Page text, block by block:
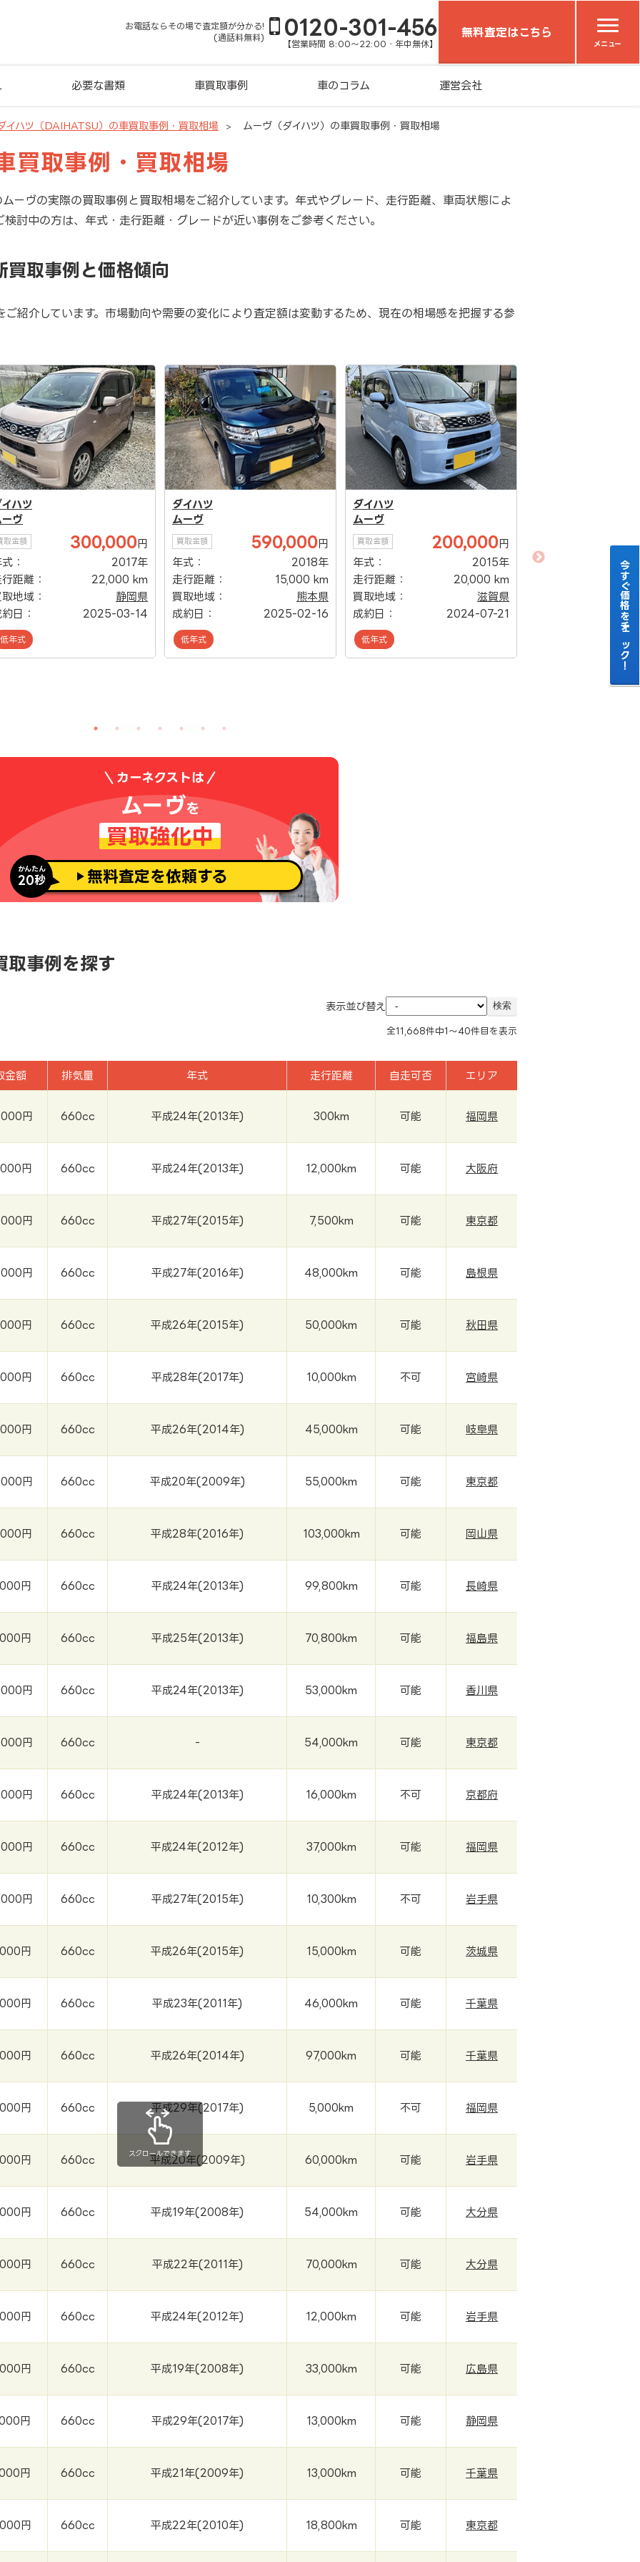
お電話ならその場で査定額が分かる!
(通話料無料)
0120-301-456
【営業時間 8:00～22:00・年中無休】
無料査定はこちら
メニュー
必要な書類 車買取事例 車のコラム 運営会社
イハツ（DAIHATSU）の車買取事例・買取相場 ムーヴ（ダイハツ）の車買取事例・買取相場
買取事例・買取相場
ーヴの実際の買取事例と買取相場をご紹介しています。年式やグレード、走行距離、車両状態によ
討中の方は、年式・走行距離・グレードが近い事例をご参考ください。
買取事例と価格傾向
紹介しています。市場動向や需要の変化により査定額は変動するため、現在の相場感を把握する参
イハツ
ーヴ
取金額 300,000円
：
2017年
距離：
22,000 km
地域：
静岡県
日：
2025-03-14
低年式
ダイハツ
ムーヴ
買取金額 590,000円
年式：
2018年
走行距離：
15,000 km
買取地域：
熊本県
成約日：
2025-02-16
低年式
ダイハツ
ムーヴ
買取金額 200,000円
年式：
2015年
走行距離：
20,000 km
買取地域：
滋賀県
成約日：
2024-07-21
低年式
ダイハツ
ムーヴ
カーネクストは
ムーヴを
買取強化中
かんたん
20秒 無料査定を依頼する
取事例を探す
表示並び替え
全11,668件中1～40件目を表示
金額 排気量 年式 走行距離 自走可否 エリア
円 660cc 平成24年(2013年) 300km 可能 福岡県
円 660cc 平成24年(2013年) 12,000km 可能 大阪府
円 660cc 平成27年(2015年) 7,500km 可能 東京都
円 660cc 平成27年(2016年) 48,000km 可能 島根県
円 660cc 平成26年(2015年) 50,000km 可能 秋田県
円 660cc 平成28年(2017年) 10,000km 不可 宮崎県
円 660cc 平成26年(2014年) 45,000km 可能 岐阜県
円 660cc 平成20年(2009年) 55,000km 可能 東京都
円 660cc 平成28年(2016年) 103,000km 可能 岡山県
円 660cc 平成24年(2013年) 99,800km 可能 長崎県
円 660cc 平成25年(2013年) 70,800km 可能 福島県
円 660cc 平成24年(2013年) 53,000km 可能 香川県
円 660cc - 54,000km 可能 東京都
円 660cc 平成24年(2013年) 16,000km 不可 京都府
円 660cc 平成24年(2012年) 37,000km 可能 福岡県
円 660cc 平成27年(2015年) 10,300km 不可 岩手県
円 660cc 平成26年(2015年) 15,000km 可能 茨城県
円 660cc 平成23年(2011年) 46,000km 可能 千葉県
円 660cc 平成26年(2014年) 97,000km 可能 千葉県
円 660cc 平成29年(2017年) 5,000km 不可 福岡県
円 660cc 平成20年(2009年) 60,000km 可能 岩手県
円 660cc 平成19年(2008年) 54,000km 可能 大分県
円 660cc 平成22年(2011年) 70,000km 可能 大分県
円 660cc 平成24年(2012年) 12,000km 可能 岩手県
円 660cc 平成19年(2008年) 33,000km 可能 広島県
円 660cc 平成29年(2017年) 13,000km 可能 静岡県
円 660cc 平成21年(2009年) 13,000km 可能 千葉県
円 660cc 平成22年(2010年) 18,800km 可能 東京都
スクロールできます
今すぐ価格をチェック！